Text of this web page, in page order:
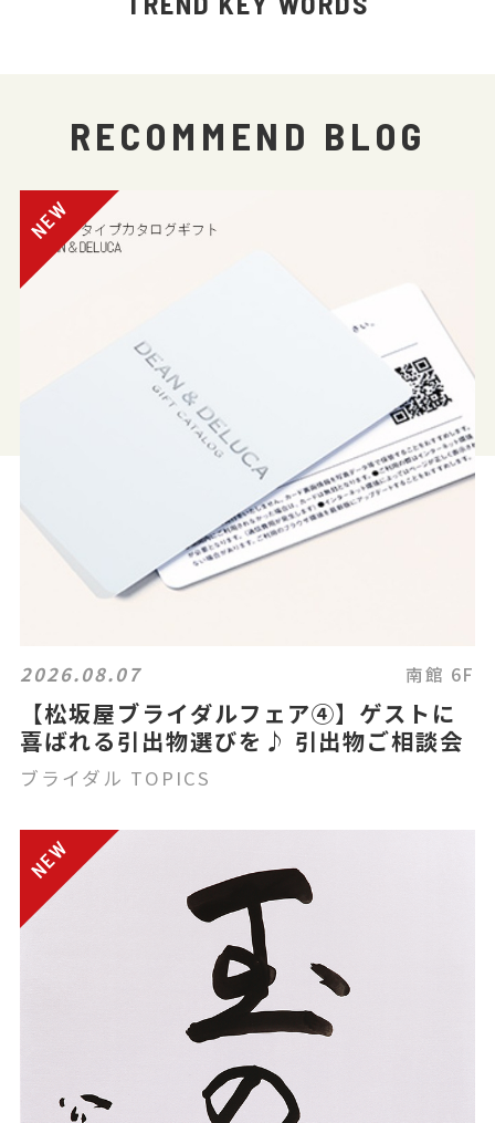
RECOMMEND BLOG
2026.08.07 南館 6F
【松坂屋ブライダルフェア④】ゲストに
喜ばれる引出物選びを♪ 引出物ご相談会
ブライダル TOPICS